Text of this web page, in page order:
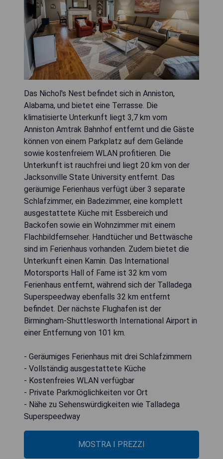
Das Nichol's Nest befindet sich in Anniston,
Alabama, und bietet eine Terrasse. Die
klimatisierte Unterkunft liegt 3,7 km vom
Anniston Amtrak Bahnhof entfernt und die Gäste
können von einem Parkplatz auf dem Gelände
sowie kostenfreiem WLAN profitieren. Die
Unterkunft ist rauchfrei und liegt 20 km von der
Jacksonville State University entfernt. Das
geräumige Ferienhaus verfügt über 3 separate
Schlafzimmer, ein Badezimmer, eine komplett
ausgestattete Küche mit Essbereich und
Backofen sowie ein Wohnzimmer mit einem
Flachbildfernseher. Handtücher und Bettwäsche
sind im Ferienhaus vorhanden. Zudem bietet die
Unterkunft einen Kamin. Das International
Motorsports Hall of Fame ist 32 km vom
Ferienhaus entfernt, während sich der Talladega
Superspeedway ebenfalls 32 km entfernt
befindet. Der nächste Flughafen ist der
Birmingham-Shuttlesworth International Airport in
einer Entfernung von 101 km.
- Geräumiges Ferienhaus mit drei Schlafzimmern
- Vollständig ausgestattete Küche
- Kostenfreies WLAN verfügbar
- Private Parkmöglichkeiten vor Ort
- Nähe zu Sehenswürdigkeiten wie Talladega
Superspeedway
MOSTRA I PREZZI